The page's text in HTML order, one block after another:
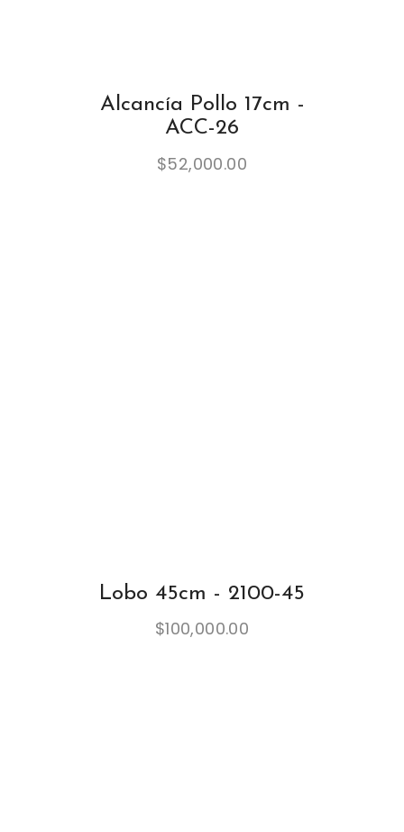
Alcancía Pollo 17cm -
ACC-26
$52,000.00
Lobo 45cm - 2100-45
$100,000.00